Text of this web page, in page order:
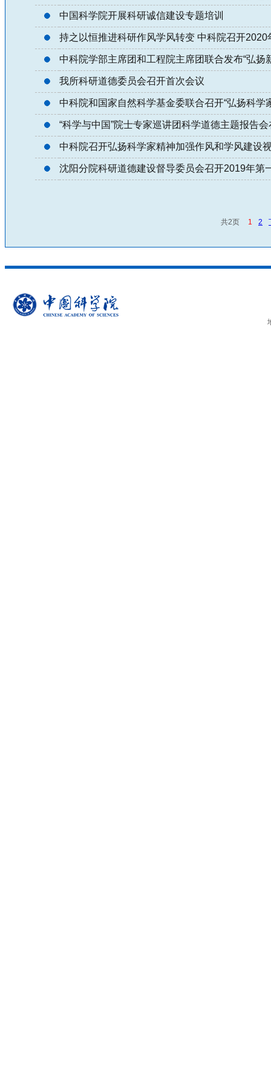
中国科学院开展科研诚信建设专题培训
持之以恒推进科研作风学风转变 中科院召开
中科院学部主席团和工程院主席团联合发布“弘
我所科研道德委员会召开首次会议
中科院和国家自然科学基金委联合召开“弘扬科学
“科学与中国”院士专家巡讲团科学道德主题报告
中科院召开弘扬科学家精神加强作风和学风建设
沈阳分院科研道德建设督导委员会召开2019年第
共2页 1 2